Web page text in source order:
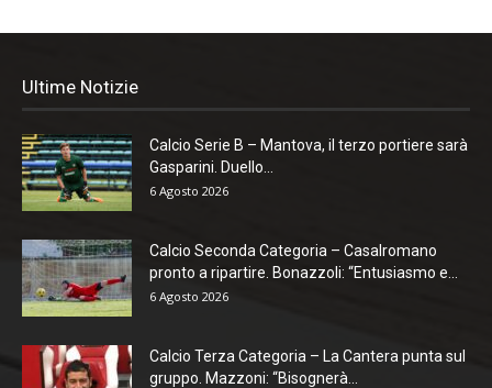
Ultime Notizie
Calcio Serie B – Mantova, il terzo portiere sarà
Gasparini. Duello...
6 Agosto 2026
Calcio Seconda Categoria – Casalromano
pronto a ripartire. Bonazzoli: “Entusiasmo e...
6 Agosto 2026
Calcio Terza Categoria – La Cantera punta sul
gruppo. Mazzoni: “Bisognerà...